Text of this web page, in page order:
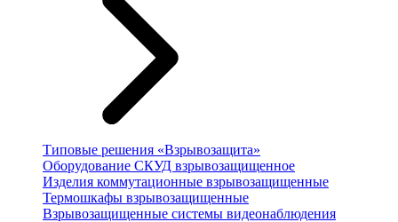
Типовые решения «Взрывозащита»
Оборудование СКУД взрывозащищенное
Изделия коммутационные взрывозащищенные
Термошкафы взрывозащищенные
Взрывозащищенные системы видеонаблюдения